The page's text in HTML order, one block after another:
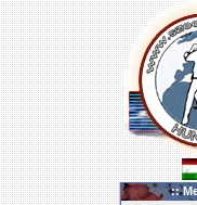
::